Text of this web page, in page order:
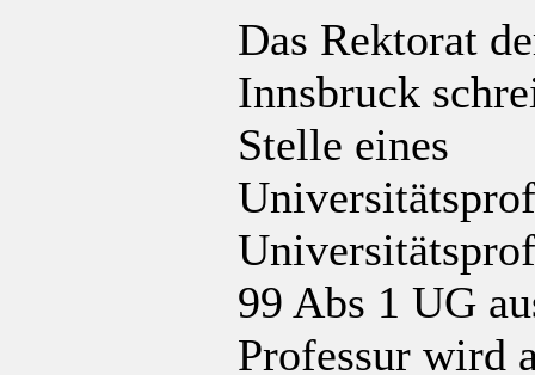
Das Rektorat
Innsbruck
Stelle eines
99 Abs 1 UG
Professur wird